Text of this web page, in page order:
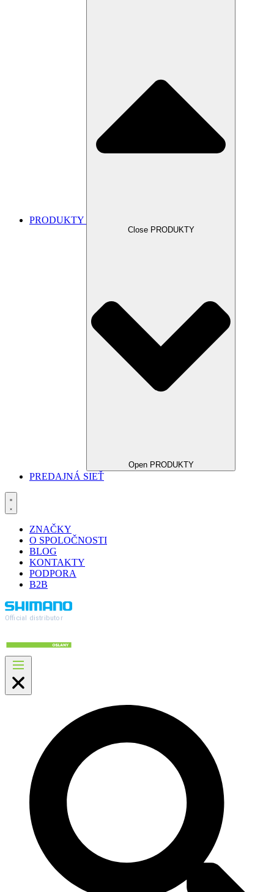
PRODUKTY
Close PRODUKTY
Open PRODUKTY
PREDAJNÁ SIEŤ
ZNAČKY
O SPOLOČNOSTI
BLOG
KONTAKTY
PODPORA
B2B
Official distributor